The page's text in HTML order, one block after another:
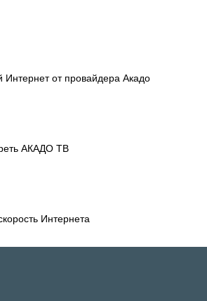
Интернет от провайдера Акадо
АКАДО ТВ
Интернета